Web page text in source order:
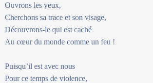
Ouvrons les yeux,
Cherchons sa trace et son visage,
Découvrons-le qui est caché
Au cœur du monde comme un feu !
Puisqu’il est avec nous
Pour ce temps de violence,